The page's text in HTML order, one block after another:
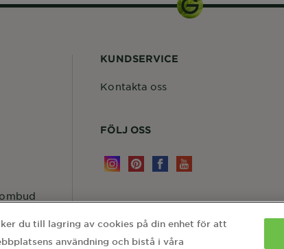
KUNDSERVICE
Kontakta oss
FÖLJ OSS
du till lagring av cookies på din enhet för att
användning och bistå i våra